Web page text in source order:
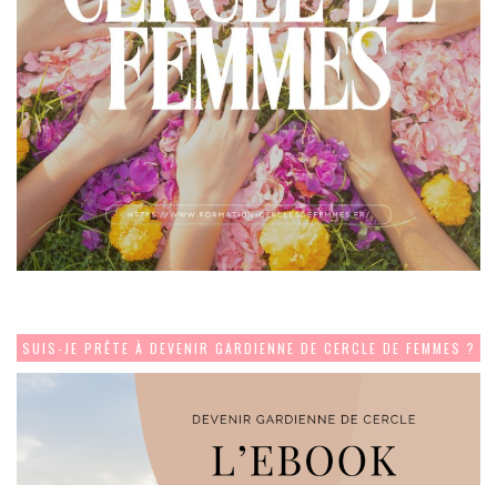
SUIS-JE PRÊTE À DEVENIR GARDIENNE DE CERCLE DE FEMMES ?